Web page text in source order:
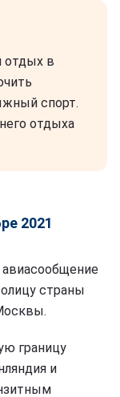
отдых в
спорт.
отдыха
2021
авиасообщение
страны
границу
и